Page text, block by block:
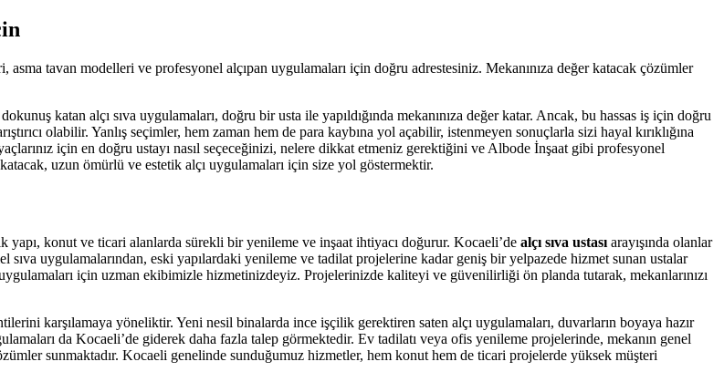
asma tavan modelleri ve profesyonel alçıpan uygulamaları için doğru adrestesiniz. Mekanınıza değer katacak çözümler
katan alçı sıva uygulamaları, doğru bir usta ile yapıldığında mekanınıza değer katar. Ancak, bu hassas iş için doğru
olabilir. Yanlış seçimler, hem zaman hem de para kaybına yol açabilir, istenmeyen sonuçlarla sizi hayal kırıklığına
için en doğru ustayı nasıl seçeceğinizi, nelere dikkat etmeniz gerektiğini ve Albode İnşaat gibi profesyonel
uzun ömürlü ve estetik alçı uygulamaları için size yol göstermektir.
konut ve ticari alanlarda sürekli bir yenileme ve inşaat ihtiyacı doğurur. Kocaeli’de alçı sıva ustası arayışında olanlar
uygulamalarından, eski yapılardaki yenileme ve tadilat projelerine kadar geniş bir yelpazede hizmet sunan ustalar
için uzman ekibimizle hizmetinizdeyiz. Projelerinizde kaliteyi ve güvenilirliği ön planda tutarak, mekanlarınızı
karşılamaya yöneliktir. Yeni nesil binalarda ince işçilik gerektiren saten alçı uygulamaları, duvarların boyaya hazır
da Kocaeli’de giderek daha fazla talep görmektedir. Ev tadilatı veya ofis yenileme projelerinde, mekanın genel
sunmaktadır. Kocaeli genelinde sunduğumuz hizmetler, hem konut hem de ticari projelerde yüksek müşteri